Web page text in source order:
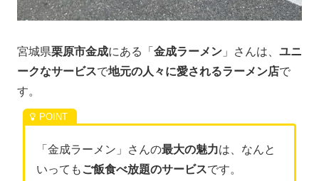
宮城県栗原市金成にある「金成ラーメン 」さんは、 ユニ
ークなサービスで地元の人々に愛されるラーメン店で
す。
「金成ラーメン」さんの最大の魅力は、なんと
いってもご飯食べ放題のサービスです。